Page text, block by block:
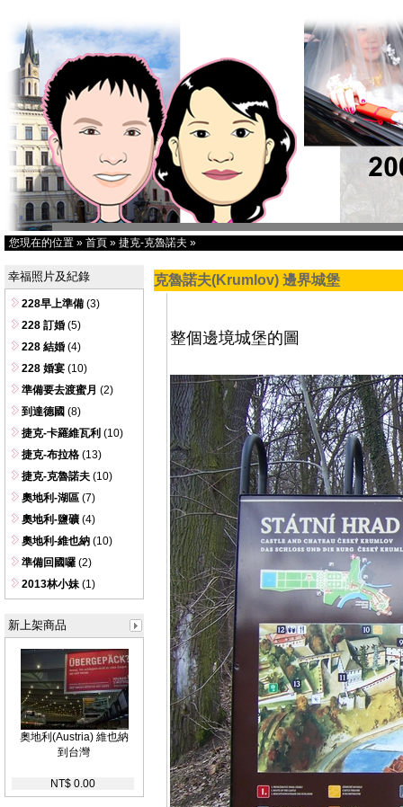
您現在的位置 » 首頁 » 捷克-克魯諾夫 »
幸福照片及紀錄
228早上準備 (3)
228 訂婚 (5)
228 結婚 (4)
228 婚宴 (10)
準備要去渡蜜月 (2)
到達德國 (8)
捷克-卡羅維瓦利 (10)
捷克-布拉格 (13)
捷克-克魯諾夫 (10)
奧地利-湖區 (7)
奧地利-鹽礦 (4)
奧地利-維也納 (10)
準備回國囉 (2)
2013林小妹(1)
新上架商品
奧地利(Austria) 維也納
到台灣
NT$ 0.00
克魯諾夫(Krumlov) 邊界城堡
整個邊境城堡的圖